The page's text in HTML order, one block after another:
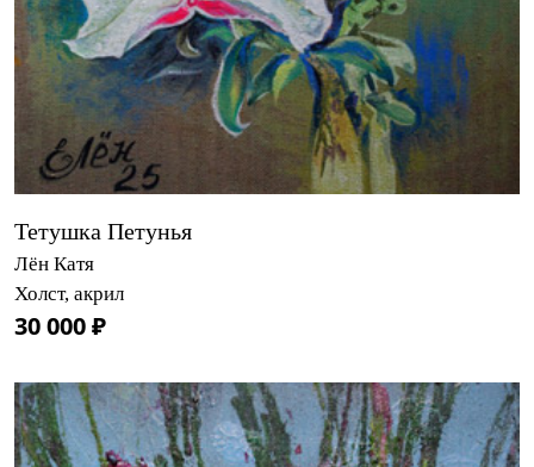
Тетушка Петунья
Лён Катя
Холст, акрил
30 000 ₽